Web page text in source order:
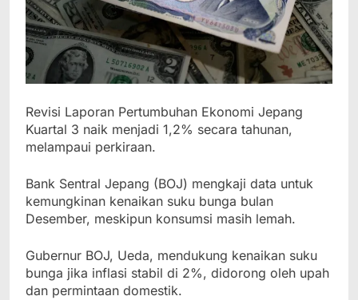
Revisi Laporan Pertumbuhan Ekonomi Jepang
Kuartal 3 naik menjadi 1,2% secara tahunan,
melampaui perkiraan.
Bank Sentral Jepang (BOJ) mengkaji data untuk
kemungkinan kenaikan suku bunga bulan
Desember, meskipun konsumsi masih lemah.
Gubernur BOJ, Ueda, mendukung kenaikan suku
bunga jika inflasi stabil di 2%, didorong oleh upah
dan permintaan domestik.